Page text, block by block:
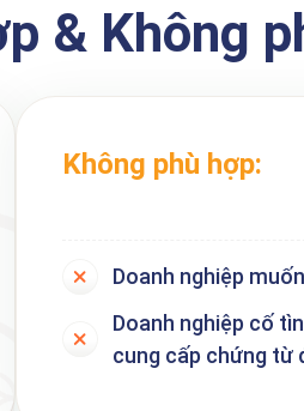
& Không
Không phù hợp:
Doanh nghiệp
Doanh nghiệp cố
cung cấp chứng từ